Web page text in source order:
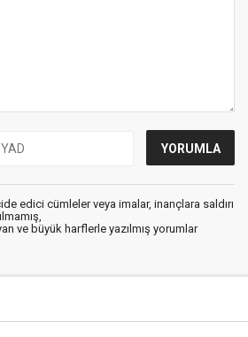
edici cümleler veya imalar, inançlara saldırı
ve büyük harflerle yazılmış yorumlar